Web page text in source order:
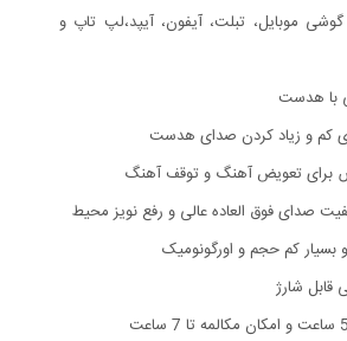
گوشی موبایل،‌ تبلت،‌ آیفون،‌ آیپد،‌لپ تاپ و
با هدست
کم و زیاد کردن صدای هدست
تعویض آهنگ و توقف آهنگ
صدای فوق العاده عالی و رفع نویز محیط
بسیار كم حجم و اورگونومیک
قابل شارژ